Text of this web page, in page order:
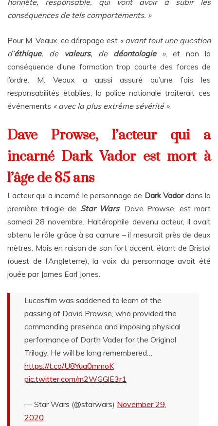
honnête, responsable, qui vont avoir à subir les
conséquences de tels comportements. »
Pour M. Veaux, ce dérapage est « avant tout une question
d’éthique, de valeurs, de déontologie», et non la
conséquence d’une formation trop courte des forces de
l’ordre. M. Veaux a aussi assuré qu’une fois les
responsabilités établies, la police nationale traiterait ces
événements « avec la plus extrême sévérité ».
Dave Prowse, l’acteur qui a
incarné Dark Vador est mort à
l’âge de 85 ans
L’acteur qui a incarné le personnage de Dark Vadordans la
première trilogie de Star Wars, Dave Prowse, est mort
samedi 28 novembre. Haltérophile devenu acteur, il avait
obtenu le rôle grâce à sa carrure – il mesurait près de deux
mètres. Mais en raison de son fort accent, étant de Bristol
(ouest de l’Angleterre), la voix du personnage avait été
jouée par James Earl Jones.
Lucasfilm was saddened to learn of the
passing of David Prowse, who provided the
commanding presence and imposing physical
performance of Darth Vader for the Original
Trilogy. He will be long remembered…
https://t.co/U8Yua0mmoK
pic.twitter.com/m2WGGlE3r1
— Star Wars (@starwars) November 29,
2020